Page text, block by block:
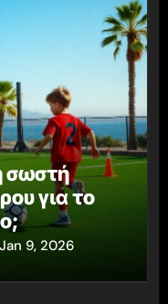
σωστή
για το
Jan 9, 2026